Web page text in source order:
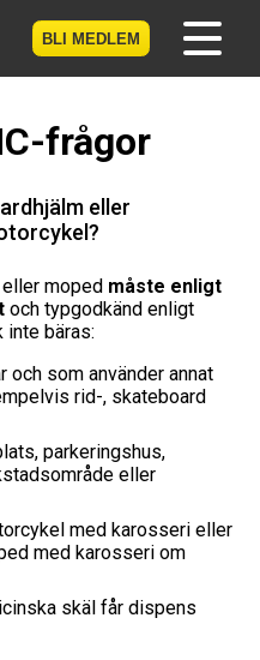
BLI MEDLEM
in
ditt MC-kort
frågor
eller
moped måste enligt
och typgodkänd enligt
inte bäras:
och som använder annat
rid-, skateboard
parkeringshus,
eller
med karosseri eller
med karosseri om
skäl får dispens